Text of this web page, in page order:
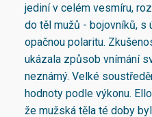
jediní v celém vesmíru,
do těl mužů - bojovníků, s
opačnou polaritu.
ukázala způsob vnímání
neznámý. Velké
hodnoty podle výkonu.
že mužská těla té doby